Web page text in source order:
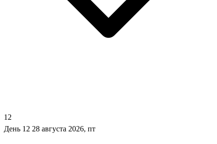
12
День 12 28 августа 2026, пт